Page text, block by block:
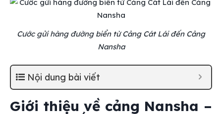
Cước gửi hàng đường biển từ Cảng Cát Lái đến Cảng
Nansha
Nội dung bài viết
Giới thiệu về cảng Nansha –